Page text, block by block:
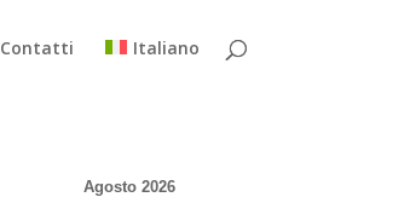
Contatti Italiano
Agosto 2026